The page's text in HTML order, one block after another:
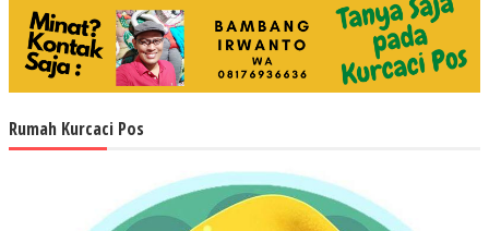
Rumah Kurcaci Pos